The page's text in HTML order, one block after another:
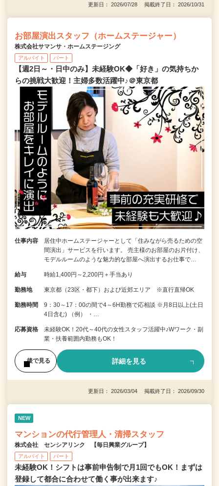
更新日： 2026/07/28 掲載終了日： 2026/10/31
お部屋演出スタッフ（ホームステージャー）
株式会社サマンサ・ホームステージング
アルバイト パート
【週2日～・日中のみ】未経験OK◆「好き」の気持ちか
らの挑戦大歓迎！主婦多数活躍中♪＠東京都
仕事内容
居住中ホームステージャーとして「住みながら売るための空
間演出」サービスを行います。 売主様のお部屋のお片付け、
モデルルームのような魅力的な部屋へ演出するお仕事で…
給与 時給1,400円～2,200円＋手当あり
勤務地 東京都（23区・都下）および近郊エリア ※直行直帰OK
勤務時間
9：30～17：00の間で4～6H勤務で応相談 ※月8日以上(土日
4日含む) （例） ・…
応募資格
未経験OK！20代～40代の女性スタッフ活躍中♪Wワーク・副
業・扶養範囲内勤務もOK！
後で見る 詳細を見る
更新日： 2026/03/04 掲載終了日： 2026/09/30
NEW
マンションの代行管理人・清掃スタッフ
株式会社 センシアリンク 【毎日興業グループ】
アルバイト パート
未経験OK！シフトは事前申告制で月1回でもOK！まずは
登録して都合に合わせて働く事が出来ます♪